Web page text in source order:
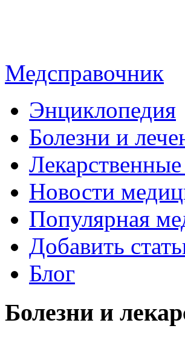
Медсправочник
Энциклопедия
Болезни и
Новости
Популярная
Добавить
Блог
Болезни и